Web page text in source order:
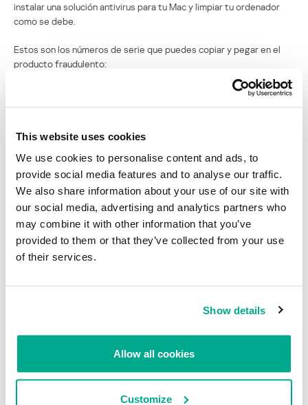
This website uses cookies
We use cookies to personalise content and ads, to
provide social media features and to analyse our traffic.
We also share information about your use of our site with
our social media, advertising and analytics partners who
may combine it with other information that you’ve
provided to them or that they’ve collected from your use
of their services.
Show details
Allow all cookies
Customize
instalar una solución antivirus para tu Mac y limpiar tu ordenador
como se debe.
Estos son los números de serie que puedes copiar y pegar en el
producto fraudulento:
4
5
6
7
8
10
6241-9412 -3024
4734-1427 -9744
5662 -
8323
9738 -3426-1840
3248 -2425-
5577
1515-8434-7756
Para concluir, quiero decir que este antivirus fraudulento está bien
diseñado, y el servicio de “limpieza después del pago” sí se realiza.
mismo!
campos obligatorios están marcados con*